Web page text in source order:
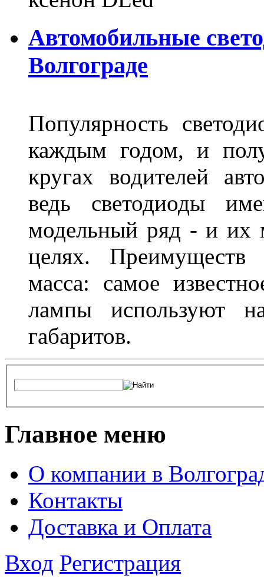
Автомобильные
Волгограде
Популярность
каждым годом, и
кругах водителей
ведь светодиоды
модельный ряд - и их
целях.
масса: самое
лампы используют
габаритов.
Главное меню
О компании в
Контакты
Доставка и Оплата
Вход Регистрация